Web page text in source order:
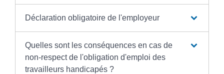
Déclaration obligatoire de l'employeur
Quelles sont les conséquences en cas de
non-respect de l'obligation d'emploi des
travailleurs handicapés ?